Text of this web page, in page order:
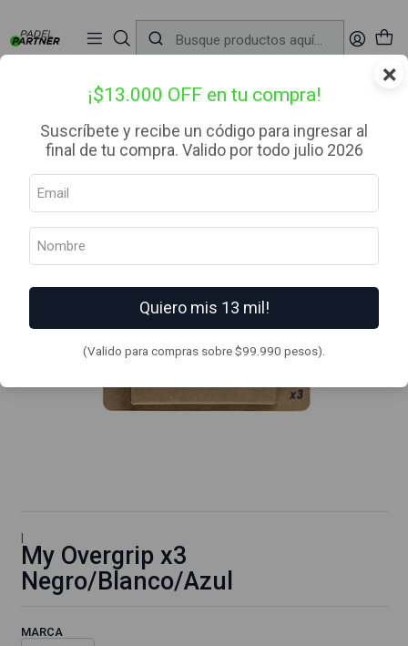
×
¡$13.000 OFF en tu compra!
Suscríbete y recibe un código para ingresar al
final de tu compra. Valido por todo julio 2026
Quiero mis 13 mil!
(Valido para compras sobre $99.990 pesos).
📦 Envío Gratis desde $99.990 — Entrega en RM el mismo día🔥Compra
antes de las 12:00 hrs (día hábil) y recibe hoy mismo.
|
My Overgrip x3
Negro/Blanco/Azul
MARCA